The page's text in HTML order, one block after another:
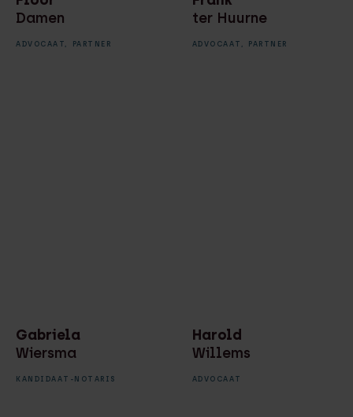
Damen
ADVOCAAT, PARTNER
ter Huurne
ADVOCAAT, PARTNER
Gabriela
Wiersma
KANDIDAAT-NOTARIS
Harold
Willems
ADVOCAAT